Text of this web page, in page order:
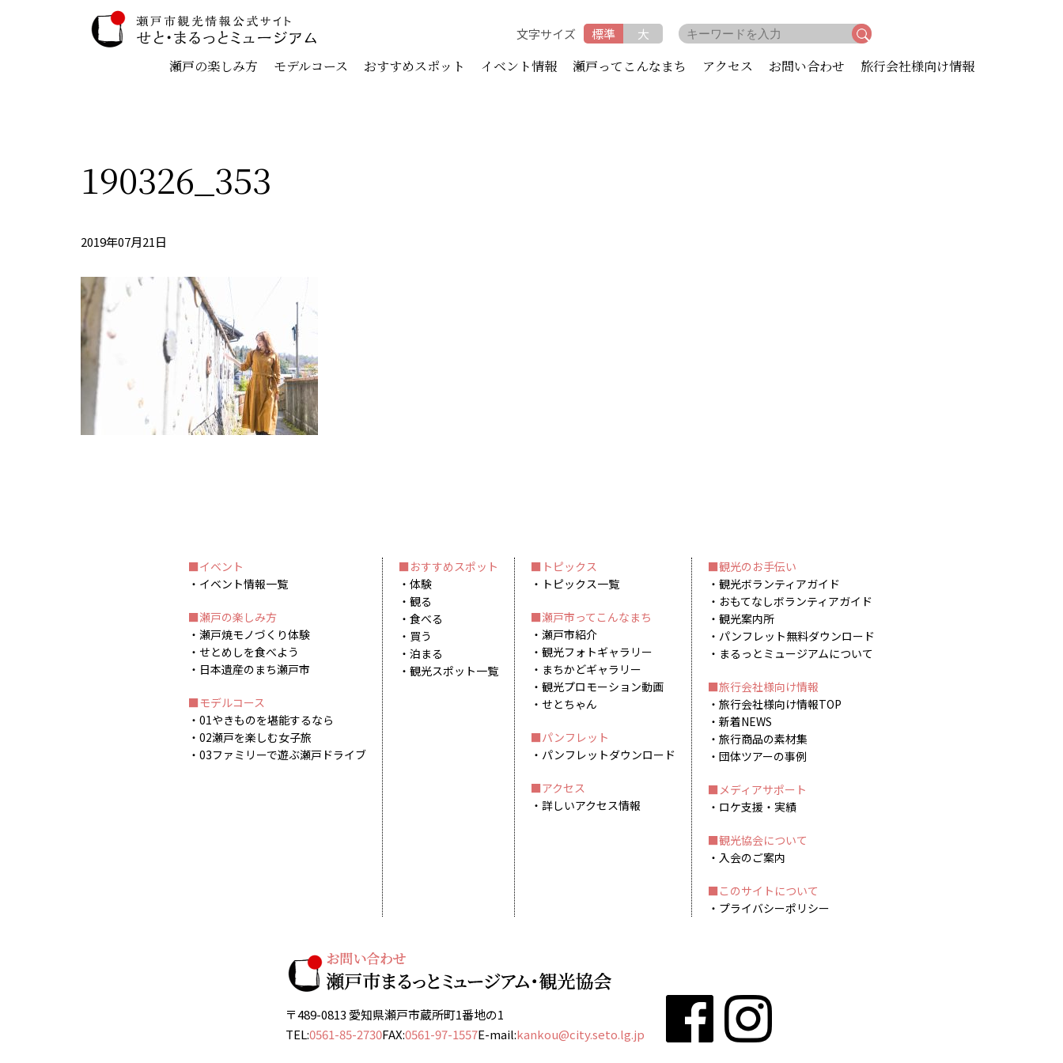
文字サイズ 標準 大
瀬戸の楽しみ方 モデルコース おすすめスポット イベント情報 瀬戸ってこんなまち アクセス お問い合わせ 旅行会社様向け情報
190326_353
2019年07月21日
イベント
イベント情報一覧
瀬戸の楽しみ方
瀬戸焼モノづくり体験
せとめしを食べよう
日本遺産のまち瀬戸市
モデルコース
01やきものを堪能するなら
02瀬戸を楽しむ女子旅
03ファミリーで遊ぶ瀬戸ドライブ
おすすめスポット
体験
観る
食べる
買う
泊まる
観光スポット一覧
トピックス
トピックス一覧
瀬戸市ってこんなまち
瀬戸市紹介
観光フォトギャラリー
まちかどギャラリー
観光プロモーション動画
せとちゃん
パンフレット
パンフレットダウンロード
アクセス
詳しいアクセス情報
観光のお手伝い
観光ボランティアガイド
おもてなしボランティアガイド
観光案内所
パンフレット無料ダウンロード
まるっとミュージアムについて
旅行会社様向け情報
旅行会社様向け情報TOP
新着NEWS
旅行商品の素材集
団体ツアーの事例
メディアサポート
ロケ支援・実績
観光協会について
入会のご案内
このサイトについて
プライバシーポリシー
〒489-0813 愛知県瀬戸市蔵所町1番地の1
TEL:0561-85-2730FAX:0561-97-1557E-mail:kankou@city.seto.lg.jp